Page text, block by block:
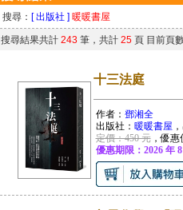
搜尋： [ 出版社 ] 暖暖書屋
搜尋結果共計 243 筆，共計 25頁 目前頁
十三法庭
作者： 鄧湘全
出版社： 暖暖書屋
定價：450 元，優惠
優惠期限：2026 年